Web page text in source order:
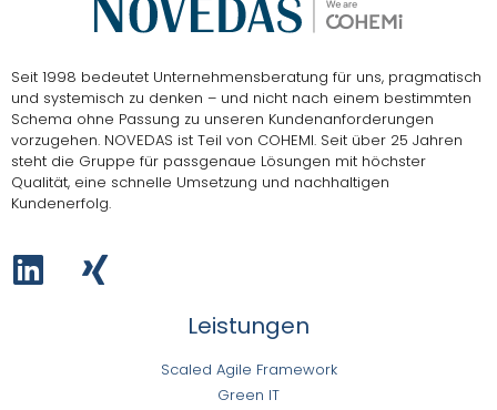
Seit 1998 bedeutet Unternehmensberatung für uns, pragmatisch
und systemisch zu denken – und nicht nach einem bestimmten
Schema ohne Passung zu unseren Kundenanforderungen
vorzugehen. NOVEDAS ist Teil von COHEMI. Seit über 25 Jahren
steht die Gruppe für passgenaue Lösungen mit höchster
Qualität, eine schnelle Umsetzung und nachhaltigen
Kundenerfolg.
Leistungen
Scaled Agile Framework
Green IT